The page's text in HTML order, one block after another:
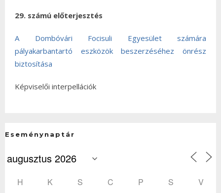
29. számú előterjesztés
A Dombóvári Focisuli Egyesület számára
pályakarbantartó eszközök beszerzéséhez önrész
biztosítása
Képviselői interpellációk
Eseménynaptár
H K S C P S V